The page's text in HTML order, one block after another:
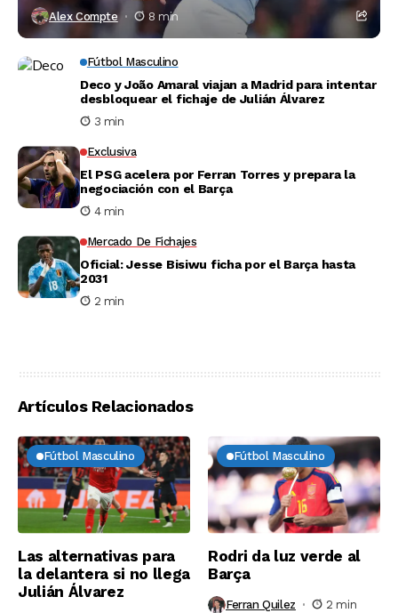
Alex Compte 8 min
Fútbol Masculino
Deco y João Amaral viajan a Madrid para intentar
desbloquear el fichaje de Julián Álvarez
3 min
Exclusiva
El PSG acelera por Ferran Torres y prepara la
negociación con el Barça
4 min
Mercado De Fichajes
Oficial: Jesse Bisiwu ficha por el Barça hasta
2031
2 min
Artículos Relacionados
Fútbol Masculino
Las alternativas para
la delantera si no llega
Julián Álvarez
Fútbol Masculino
Rodri da luz verde al
Barça
Ferran Quilez 2 min